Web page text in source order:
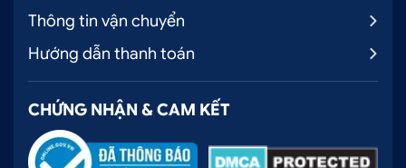
Thông tin vận chuyển
Hướng dẫn thanh toán
CHỨNG NHẬN & CAM KẾT